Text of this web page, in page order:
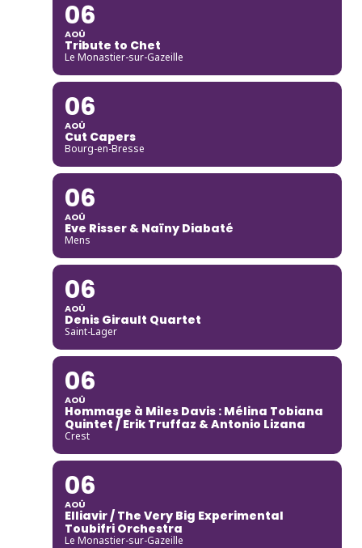
06
AOÛ
Tribute to Chet
Le Monastier-sur-Gazeille
06
AOÛ
Cut Capers
Bourg-en-Bresse
06
AOÛ
Eve Risser & Naïny Diabaté
Mens
06
AOÛ
Denis Girault Quartet
Saint-Lager
06
AOÛ
Hommage à Miles Davis : Mélina Tobiana
Quintet / Erik Truffaz & Antonio Lizana
Crest
06
AOÛ
Elliavir / The Very Big Experimental
Toubifri Orchestra
Le Monastier-sur-Gazeille